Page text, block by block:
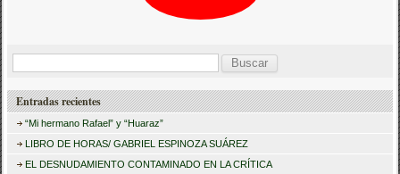
s
Entradas recientes
“Mi hermano Rafael” y “Huaraz”
LIBRO DE HORAS/ GABRIEL ESPINOZA SUÁREZ
EL DESNUDAMIENTO CONTAMINADO EN LA CRÍTICA